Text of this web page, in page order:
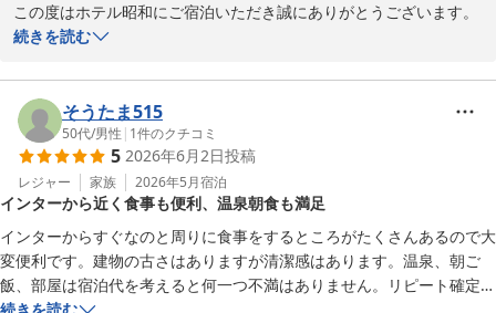
この度はホテル昭和にご宿泊いただき誠にありがとうございます。
当ホテルの温泉を楽しみにお泊りいただくお客様が多いんです。
ね。
お肌がツルツルになったとのこと。
羨ましいです！
また山梨にお越しの際はぜひご利用ください。
心よりお待ちしております。
ホテル 昭和＜山梨県＞
2026-06-12
続きを読む
そうたま515
50代/男性 | 1件のクチコミ
5 2026年6月2日投稿
レジャー 家族 2026年5月宿泊
インターから近く食事も便利、温泉朝食も満足
インターからすぐなのと周りに食事をするところがたくさんあるので大
変便利です。建物の古さはありますが清潔感はあります。温泉、朝ご
飯、部屋は宿泊代を考えると何一つ不満はありません。リピート確定で